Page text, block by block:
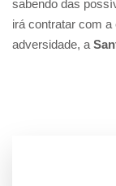
sabendo das
irá contratar com a
adversidade, a